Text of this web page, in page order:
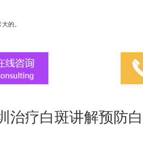
的。
治疗白斑讲解预防